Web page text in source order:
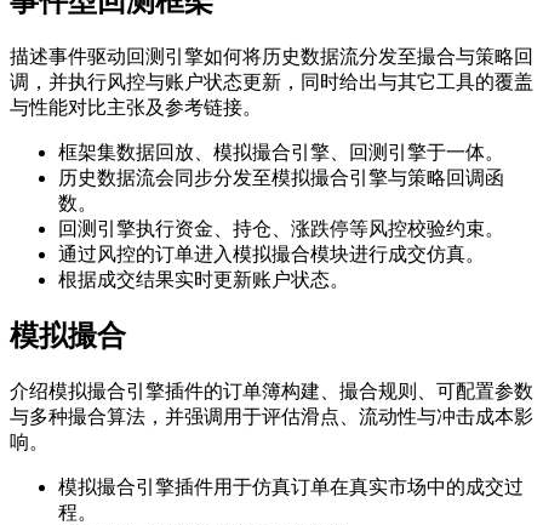
描述事件驱动回测引擎如何将历史数据流分发至撮合与策略回
调，并执行风控与账户状态更新，同时给出与其它工具的覆盖
与性能对比主张及参考链接。
框架集数据回放、模拟撮合引擎、回测引擎于一体。
历史数据流会同步分发至模拟撮合引擎与策略回调函
数。
回测引擎执行资金、持仓、涨跌停等风控校验约束。
通过风控的订单进入模拟撮合模块进行成交仿真。
根据成交结果实时更新账户状态。
模拟撮合
介绍模拟撮合引擎插件的订单簿构建、撮合规则、可配置参数
与多种撮合算法，并强调用于评估滑点、流动性与冲击成本影
响。
模拟撮合引擎插件用于仿真订单在真实市场中的成交过
程。